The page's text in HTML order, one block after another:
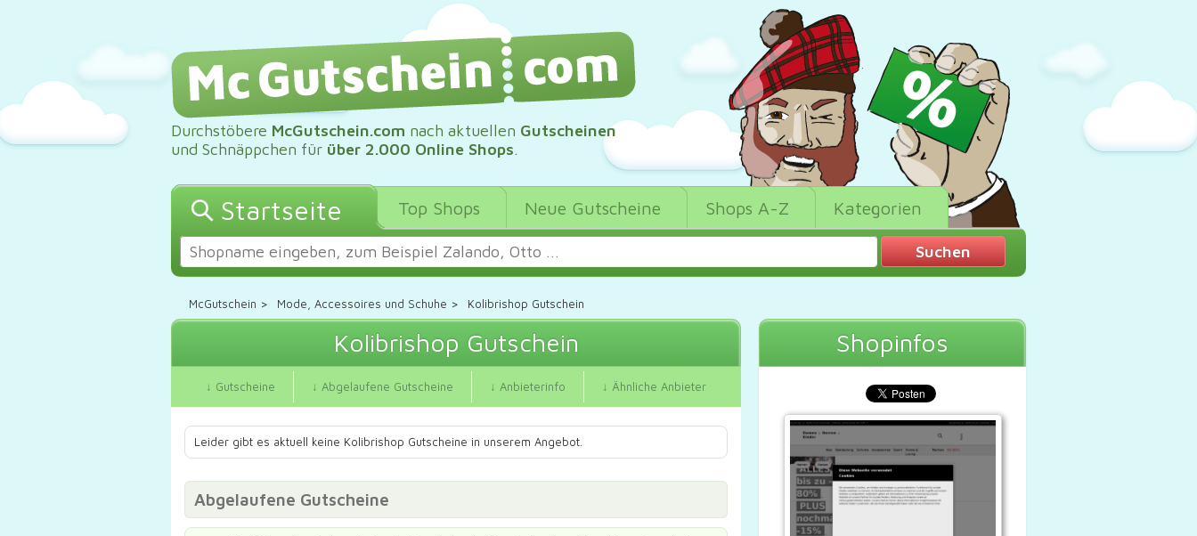
Durchstöbere McGutschein.com nach aktuellen Gutscheinen
und Schnäppchen für über 2.000 Online Shops.
Startseite Top Shops Neue Gutscheine Shops A-Z Kategorien
McGutschein > Mode, Accessoires und Schuhe > Kolibrishop Gutschein
Kolibrishop Gutschein
↓ Gutscheine ↓ Abgelaufene Gutscheine ↓ Anbieterinfo ↓ Ähnliche Anbieter
Leider gibt es aktuell keine Kolibrishop Gutscheine in unserem Angebot.
Abgelaufene Gutscheine
Shopinfos